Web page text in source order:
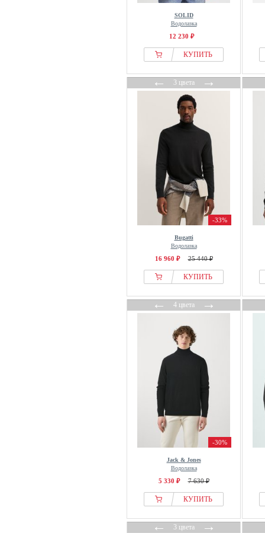
SOLID
Водолазка
12 230 ₽
КУПИТЬ
←3 цвета→
-33%
Bugatti
Водолазка
16 960 ₽ 25 440 ₽
КУПИТЬ
←4 цвета→
-30%
Jack & Jones
Водолазка
5 330 ₽ 7 630 ₽
КУПИТЬ
←3 цвета→